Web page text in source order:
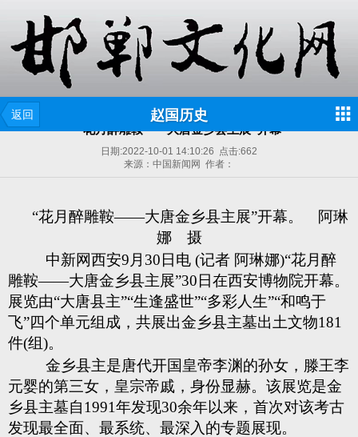
返回 赵国历史
“花月醉雕鞍——大唐金乡县主展”开幕
日期:2022-10-01 14:10:26 点击:662
来源：中国新闻网 作者：
“花月醉雕鞍——大唐金乡县主展”开幕。 阿琳
娜 摄
中新网西安9月30日电 (记者 阿琳娜)“花月醉
雕鞍——大唐金乡县主展”30日在西安博物院开幕。
展览由“大唐县主”“生逢盛世”“多彩人生”“和鸣于
飞”四个单元组成，共展出金乡县主墓出土文物181
件(组)。
金乡县主是唐代开国皇帝李渊的孙女，滕王李
元婴的第三女，皇宗帝戚，身份显赫。该展览是金
乡县主墓自1991年发现30余年以来，首次对该考古
发现最全面、最系统、最深入的专题展现。